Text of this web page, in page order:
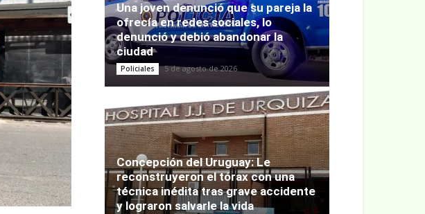
Una joven denunció que su pareja la
ofrecía en redes sociales, lo
denunció y debió abandonar la
ciudad
Policiales 5 de agosto de 2026
Concepción del Uruguay: Le
reconstruyeron el tórax con una
técnica inédita tras grave accidente
y lograron salvarle la vida